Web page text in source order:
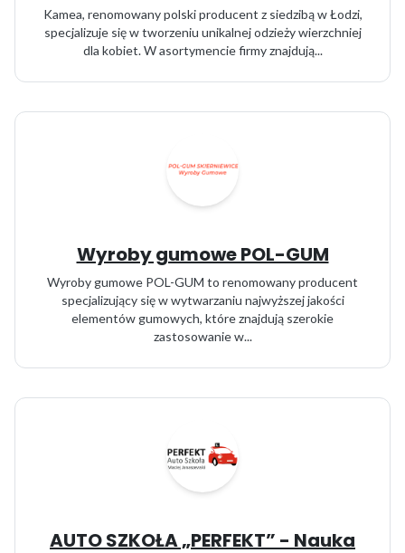
Kamea, renomowany polski producent z siedzibą w Łodzi,
specjalizuje się w tworzeniu unikalnej odzieży wierzchniej
dla kobiet. W asortymencie firmy znajdują...
Wyroby gumowe POL-GUM
Wyroby gumowe POL-GUM to renomowany producent
specjalizujący się w wytwarzaniu najwyższej jakości
elementów gumowych, które znajdują szerokie
zastosowanie w...
AUTO SZKOŁA „PERFEKT” - Nauka